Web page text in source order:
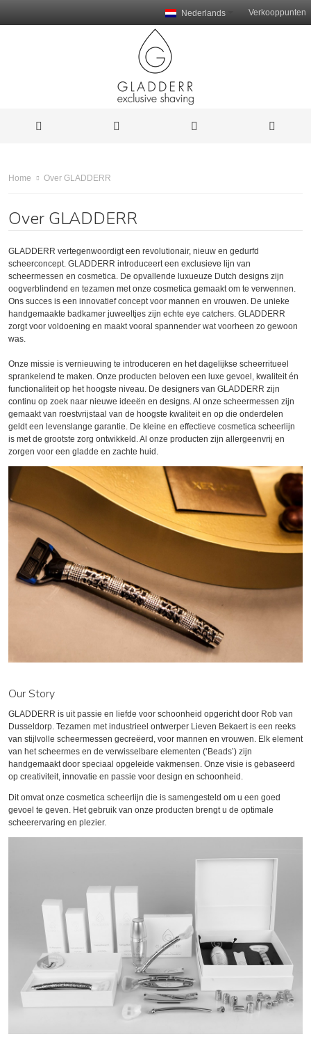
Verkooppunten
Nederlands
Home Over GLADDERR
Over GLADDERR
GLADDERR vertegenwoordigt een revolutionair, nieuw en gedurfd
scheerconcept. GLADDERR introduceert een exclusieve lijn van
scheermessen en cosmetica. De opvallende luxueuze Dutch designs zijn
oogverblindend en tezamen met onze cosmetica gemaakt om te verwennen.
Ons succes is een innovatief concept voor mannen en vrouwen. De unieke
handgemaakte badkamer juweeltjes zijn echte eye catchers. GLADDERR
zorgt voor voldoening en maakt vooral spannender wat voorheen zo gewoon
was.
Onze missie is vernieuwing te introduceren en het dagelijkse scheerritueel
sprankelend te maken. Onze producten beloven een luxe gevoel, kwaliteit én
functionaliteit op het hoogste niveau. De designers van GLADDERR zijn
continu op zoek naar nieuwe ideeën en designs. Al onze scheermessen zijn
gemaakt van roestvrijstaal van de hoogste kwaliteit en op die onderdelen
geldt een levenslange garantie. De kleine en effectieve cosmetica scheerlijn
is met de grootste zorg ontwikkeld. Al onze producten zijn allergeenvrij en
zorgen voor een gladde en zachte huid.
Our Story
GLADDERR is uit passie en liefde voor schoonheid opgericht door Rob van
Dusseldorp. Tezamen met industrieel ontwerper Lieven Bekaert is een reeks
van stijlvolle scheermessen gecreëerd, voor mannen en vrouwen. Elk element
van het scheermes en de verwisselbare elementen (‘Beads’) zijn
handgemaakt door speciaal opgeleide vakmensen. Onze visie is gebaseerd
op creativiteit, innovatie en passie voor design en schoonheid.
Dit omvat onze cosmetica scheerlijn die is samengesteld om u een goed
gevoel te geven. Het gebruik van onze producten brengt u de optimale
scheerervaring en plezier.